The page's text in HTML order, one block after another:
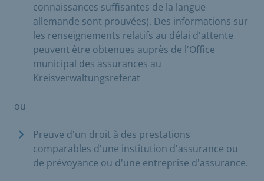
connaissances suffisantes de la langue
allemande sont prouvées). Des informations sur
les renseignements relatifs au délai d'attente
peuvent être obtenues auprès de l'Office
municipal des assurances au
Kreisverwaltungsreferat
ou
Preuve d'un droit à des prestations
comparables d'une institution d'assurance ou
de prévoyance ou d'une entreprise d'assurance.